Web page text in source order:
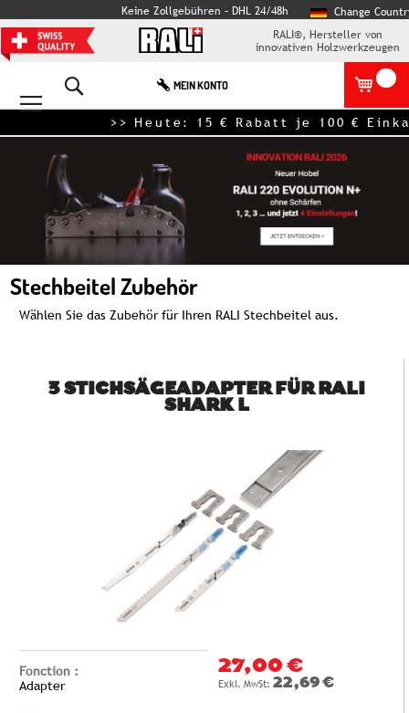
Keine Zollgebühren – DHL 24/48h
Change
RALI®, Hersteller von
innovativen Holzwerkzeugen
MEIN KONTO
>> Heute: 15 € Rabatt je 100
Stechbeitel Zubehör
Wählen Sie das Zubehör für Ihren RALI Stechbeitel aus.
3 STICHSÄGEADAPTER FÜR RALI
SHARK L
Fonction :
Adapter
27,00 €
22,69 €